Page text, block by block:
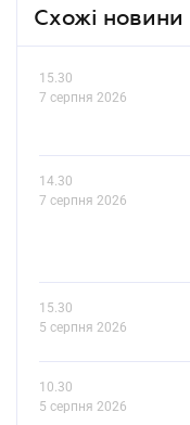
Схожі новини
15.30
7 серпня 2026
14.30
7 серпня 2026
15.30
5 серпня 2026
10.30
5 серпня 2026